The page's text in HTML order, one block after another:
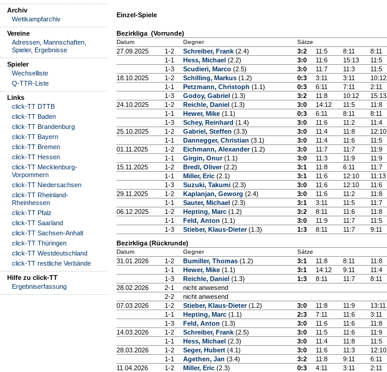
Archiv
Wettkampfarchiv
Vereine
Adressen, Mannschaften,
Spieler, Ergebnisse
Spieler
Wechselliste
Q-TTR-Liste
Links
click-TT DTTB
click-TT Baden
click-TT Brandenburg
click-TT Bayern
click-TT Bremen
click-TT Hessen
click-TT Mecklenburg-
Vorpommern
click-TT Niedersachsen
click-TT Rheinland-
Rheinhessen
click-TT Pfalz
click-TT Saarland
click-TT Sachsen-Anhalt
click-TT Thüringen
click-TT Westdeutschland
click-TT restliche Verbände
Hilfe zu click-TT
Ergebniserfassung
Einzel-Spiele
Bezirkliga (Vorrunde)
Datum Gegner Sätze
27.09.2025 1-2 Schreiber, Frank (2.4) 3:2 11:5 8:11 8:11
1-1
Hess, Michael (2.2) 3:0 11:6 15:13
11:5
1-3
Scudieri, Marco (2.5) 3:0 11:7 11:3
11:5
18.10.2025
1-2 Schilling, Markus (1.2) 0:3 3:11 3:11 10:12
1-1
Petzmann, Christoph (1.1) 0:3 6:11 7:11
2:11
1-3
Godoy, Gabriel (1.3) 3:2 11:8 10:12 15:13
24.10.2025
1-2 Reichle, Daniel (1.3) 3:0 14:12 11:5 11:8
1-1
Hewer, Mike (1.1) 0:3 6:11 8:11
8:11
1-3
Schey, Reinhard (1.4) 3:0 11:6 11:2
11:4
25.10.2025
1-2 Gabriel, Steffen (3.3) 3:0 11:4 11:8 12:10
1-1
Dannegger, Christian (3.1) 3:0 11:4 11:6
11:5
01.11.2025
1-2 Eichmann, Alexander(1.2) 3:0 11:7 11:7 11:9
1-1
Girgin, Onur(1.1) 3:0 11:3 11:9
11:9
15.11.2025
1-2 Bredl, Oliver(2.2) 3:1 11:8 6:11 11:7
1-1
Miller, Eric (2.1) 3:1 11:6 12:10 11:13
1-3
Suzuki, Takumi (2.3) 3:0 11:6 12:10
11:6
29.11.2025
1-2 Kaplanjan, Geworg (2.4) 3:0 11:6 11:2 11:8
1-1
Sauter, Michael (2.3) 3:1 3:11 11:5 11:7
06.12.2025
1-2 Hepting, Marc (1.2) 3:2 8:11 11:6 11:8
1-1
Feld, Anton (1.1) 3:0 11:9 11:7
11:5
1-3
Stieber, Klaus-Dieter(1.3) 1:3 8:11 11:7 9:11
Bezirkliga (Rückrunde)
Datum Gegner Sätze
31.01.2026 1-2 Bumiller, Thomas (1.2) 3:1 11:8 8:11 11:8
1-1
Hewer, Mike (1.1) 3:1 14:12 9:11 11:4
1-3
Reichle, Daniel (1.3) 1:3 8:11 11:7 8:11
28.02.2026
2-1 nicht anwesend
2-2
nicht anwesend
07.03.2026
1-2 Stieber, Klaus-Dieter(1.2) 3:0 11:8 11:9 13:11
1-1
Hepting, Marc (1.1) 2:3 7:11 11:6 3:11
1-3
Feld, Anton (1.3) 3:0 11:6 11:6
11:8
14.03.2026
1-2 Schreiber, Frank (2.5) 3:0 11:5 11:6 11:9
1-1
Hess, Michael (2.3) 3:0 11:4 11:8
11:5
28.03.2026
1-2 Seger, Hubert (4.1) 3:0 11:6 11:3 12:10
1-1
Agethen, Jan (3.4) 3:2 11:8 9:11 6:11
11.04.2026
1-2 Miller, Eric (2.3) 0:3 4:11 3:11 2:11